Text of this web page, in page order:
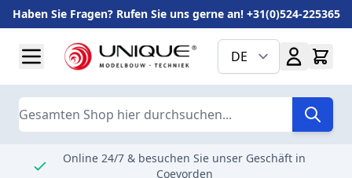
Haben Sie Fragen? Rufen Sie uns gerne an! +31(0)524-225365
DE
Suche
Online 24/7 & besuchen Sie unser Geschäft in
Coevorden